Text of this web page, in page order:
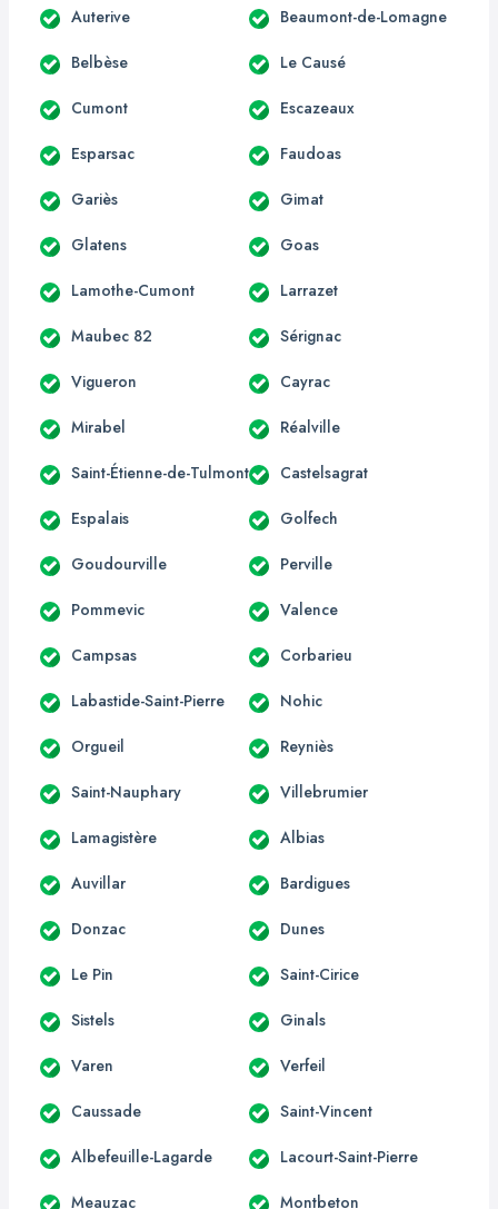
Auterive Beaumont-de-Lomagne
Belbèse Le Causé
Cumont Escazeaux
Esparsac Faudoas
Gariès Gimat
Glatens Goas
Lamothe-Cumont Larrazet
Maubec 82 Sérignac
Vigueron Cayrac
Mirabel Réalville
Saint-Étienne-de-Tulmont Castelsagrat
Espalais Golfech
Goudourville Perville
Pommevic Valence
Campsas Corbarieu
Labastide-Saint-Pierre Nohic
Orgueil Reyniès
Saint-Nauphary Villebrumier
Lamagistère Albias
Auvillar Bardigues
Donzac Dunes
Le Pin Saint-Cirice
Sistels Ginals
Varen Verfeil
Caussade Saint-Vincent
Albefeuille-Lagarde Lacourt-Saint-Pierre
Meauzac Montbeton